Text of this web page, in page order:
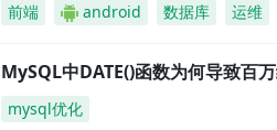
前端 android 数据库 运维
MySQL中DATE()函数为何导致百
mysql优化